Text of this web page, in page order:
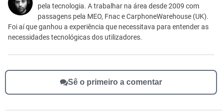
Outro
pela tecnologia. A trabalhar na área desde 2009 com
passagens pela MEO, Fnac e CarphoneWarehouse (UK).
Foi aí que ganhou a experiência que necessitava para entender as
necessidades tecnológicas dos utilizadores.
Sê o primeiro a comentar